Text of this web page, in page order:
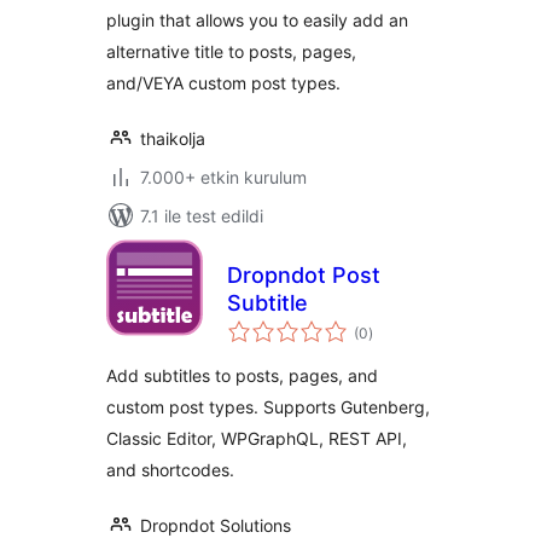
plugin that allows you to easily add an
alternative title to posts, pages,
and/VEYA custom post types.
thaikolja
7.000+ etkin kurulum
7.1 ile test edildi
Dropndot Post
Subtitle
(0toplam
puan
)
Add subtitles to posts, pages, and
custom post types. Supports Gutenberg,
Classic Editor, WPGraphQL, REST API,
and shortcodes.
Dropndot Solutions